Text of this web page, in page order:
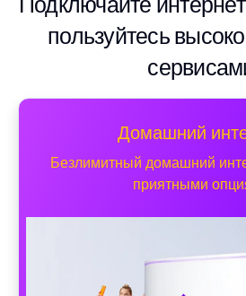
пользуйтесь
Домашний
Безлимитный домашний
приятными